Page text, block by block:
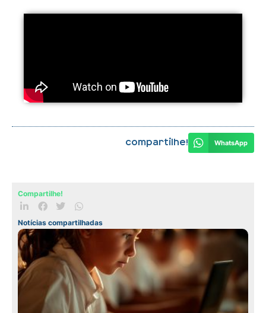
Compartilhe! WhatsApp
Compartilhe!
Notícias compartilhadas